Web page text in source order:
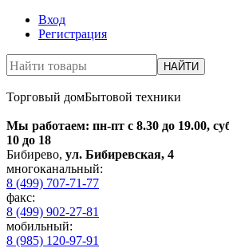
Вход
Регистрация
НАЙТИ
Торговый домБытовой техники
Мы работаем: пн-пт с 8.30 до 19.00,
10 до 18
Бибирево, ул. Бибиревская, 4
многоканальный:
8 (499) 707-71-77
факс:
8 (499) 902-27-81
мобильный:
8 (985) 120-97-91